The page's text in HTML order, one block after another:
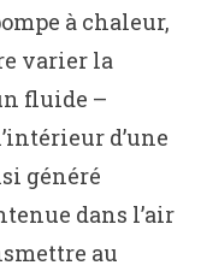
à chaleur,
varier la
fluide –
d’une
généré
dans l’air
au